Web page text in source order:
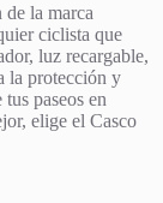
la marca
ciclista que
luz recargable,
la protección y
paseos en
elige el Casco